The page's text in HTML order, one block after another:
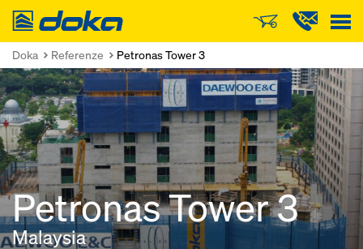
Doka
Doka Referenze Petronas Tower 3
Petronas Tower 3
Malaysia